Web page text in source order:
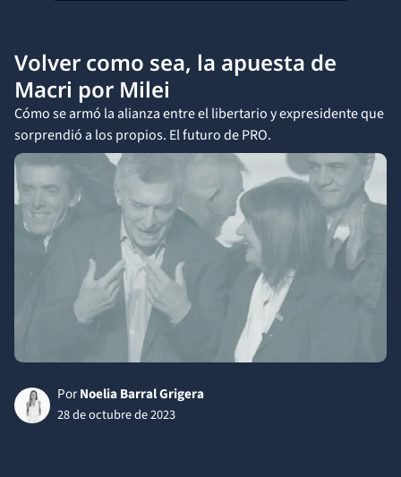
Volver como sea, la apuesta de
Macri por Milei
Cómo se armó la alianza entre el libertario y expresidente que
sorprendió a los propios. El futuro de PRO.
PorNoelia Barral Grigera
28 de octubre de 2023